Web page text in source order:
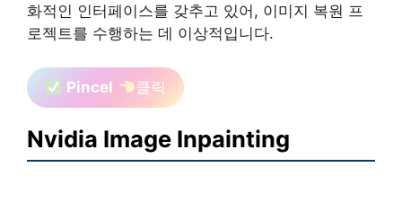
화적인 인터페이스를 갖추고 있어, 이미지 복원 프
로젝트를 수행하는 데 이상적입니다.
Pincel 클릭
Nvidia Image Inpainting